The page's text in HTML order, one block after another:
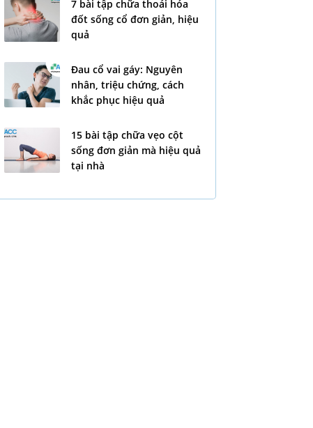
7 bài tập chữa thoái hóa
đốt sống cổ đơn giản, hiệu
quả
Đau cổ vai gáy: Nguyên
nhân, triệu chứng, cách
khắc phục hiệu quả
15 bài tập chữa vẹo cột
sống đơn giản mà hiệu quả
tại nhà